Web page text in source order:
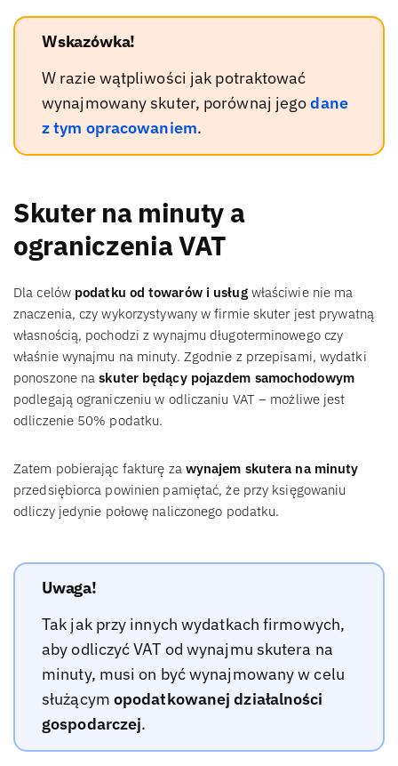
Wskazówka!
W razie wątpliwości jak potraktować
wynajmowany skuter, porównaj jegodane
z tym opracowaniem.
Skuter na minuty a
ograniczenia VAT
Dla celów podatku od towarów i usługwłaściwie nie ma
znaczenia, czy wykorzystywany w firmie skuter jest prywatną
własnością, pochodzi z wynajmu długoterminowego czy
właśnie wynajmu na minuty. Zgodnie z przepisami, wydatki
ponoszone naskuter będący pojazdem samochodowym
podlegają ograniczeniu w odliczaniu VAT – możliwe jest
odliczenie 50% podatku.
Zatem pobierając fakturę za wynajem skutera na minuty
przedsiębiorca powinien pamiętać, że przy księgowaniu
odliczy jedynie połowę naliczonego podatku.
Uwaga!
Tak jak przy innych wydatkach firmowych,
aby odliczyć VAT od wynajmu skutera na
minuty, musi on być wynajmowany w celu
służącym opodatkowanej działalności
gospodarczej.